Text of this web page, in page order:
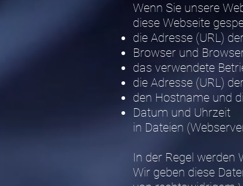
Wenn Sie unsere
diese Webseite
die Adresse (URL)
Browser und
das verwendete
die Adresse (URL)
den Hostname und
Datum und Uhrzeit
in Dateien
In der Regel werden
Wir geben diese